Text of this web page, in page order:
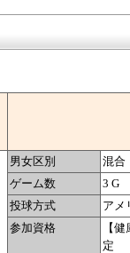
男女区別
混合
ゲーム数
3 G
投球方式
アメ
参加資格
【
定